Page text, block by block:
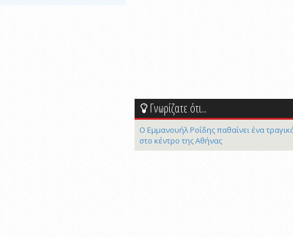
Γνωρίζατε ότι...
Ο Εμμανουήλ Ροΐδης παθαίνει ένα
στο κέντρο της Αθήνας